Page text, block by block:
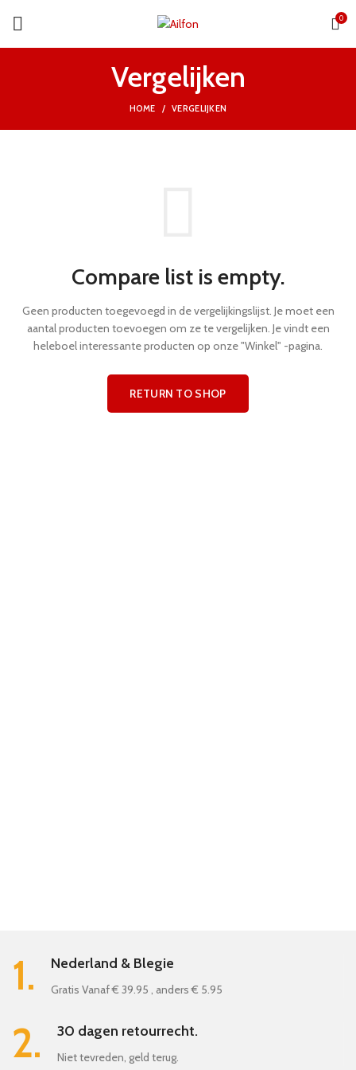
0
Vergelijken
HOME VERGELIJKEN
Compare list is empty.
Geen producten toegevoegd in de vergelijkingslijst. Je moet een
aantal producten toevoegen om ze te vergelijken. Je vindt een
heleboel interessante producten op onze "Winkel" -pagina.
RETURN TO SHOP
1. Nederland & Blegie
Gratis Vanaf € 39.95 , anders € 5.95
2. 30 dagen retourrecht.
Niet tevreden, geld terug.